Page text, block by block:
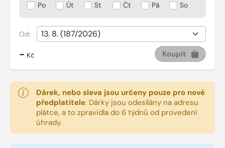
Po
Út St Čt Pá So
Od:
- Kč Koupit
Dárek, nebo sleva jsou určeny pouze pro nové
předplatitele. Dárky jsou odesílány na adresu
plátce, a to zpravidla do 6 týdnů od provedení
úhrady.